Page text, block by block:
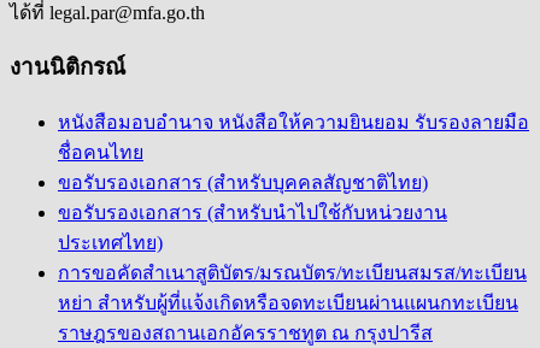
ได้ที่ legal.par@mfa.go.th
งานนิติกรณ์
หนังสือมอบอำนาจ หนังสือให้ความยินยอม รับรองลายมือ
ชื่อคนไทย
ขอรับรองเอกสาร (สำหรับบุคคลสัญชาติไทย)
ขอรับรองเอกสาร (สำหรับนำไปใช้กับหน่วยงาน
ประเทศไทย)
การขอคัดสำเนาสูติบัตร/มรณบัตร/ทะเบียนสมรส/ทะเบียน
หย่า สำหรับผู้ที่แจ้งเกิดหรือจดทะเบียนผ่านแผนกทะเบียน
ราษฎรของสถานเอกอัครราชทูต ณ กรุงปารีส